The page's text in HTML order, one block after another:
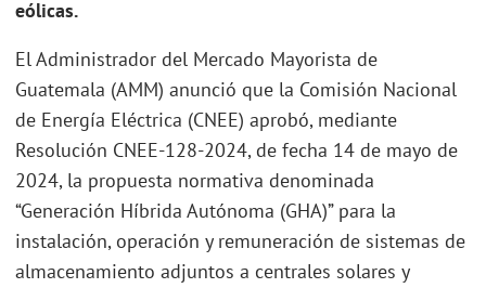
eólicas.
El Administrador del Mercado Mayorista de
Guatemala (AMM) anunció que la Comisión Nacional
de Energía Eléctrica (CNEE) aprobó, mediante
Resolución CNEE-128-2024, de fecha 14 de mayo de
2024, la propuesta normativa denominada
“Generación Híbrida Autónoma (GHA)” para la
instalación, operación y remuneración de sistemas de
almacenamiento adjuntos a centrales solares y